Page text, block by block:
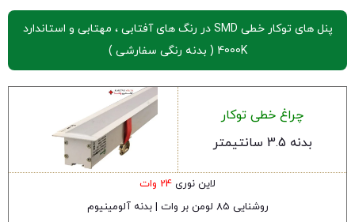
پنل های توکار خطی SMD در رنگ های آفتابی ، مهتابی و استاندارد
4000K ( بدنه رنگی سفارشی )
چراغ خطی توکار
بدنه 3.5 سانتیمتر
لاین نوری 24 وات
روشنایی 85 لومن بر وات | بدنه آلومینیوم